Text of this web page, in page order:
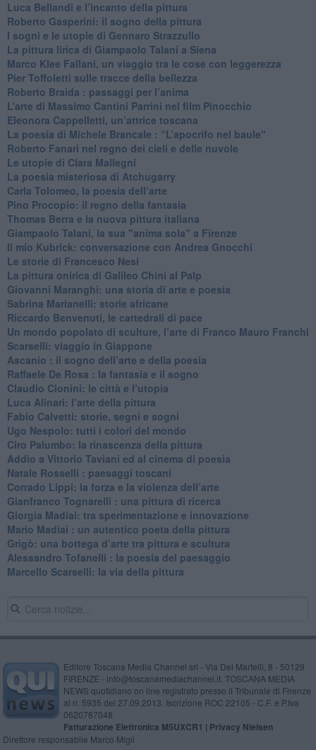
Luca Bellandi e l’incanto della pittura
​Roberto Gasperini: il sogno della pittura
I sogni e le utopie di Gennaro Strazzullo
La pittura lirica di Giampaolo Talani a Siena
​Marco Klee Fallani, un viaggio tra le cose con leggerezza
​Pier Toffoletti sulle tracce della bellezza
​Roberto Braida : passaggi per l’anima
​L’arte di Massimo Cantini Parrini nel film Pinocchio
Eleonora Cappelletti, un’attrice toscana
​La poesia di Michele Brancale : “L’apocrifo nel baule"
Roberto Fanari nel regno dei cieli e delle nuvole
Le utopie di Clara Mallegni
​La poesia misteriosa di Atchugarry
Carla Tolomeo, la poesia dell’arte
Pino Procopio: il regno della fantasia
Thomas Berra e la nuova pittura italiana
Giampaolo Talani, la sua "anima sola" a Firenze
Il mio Kubrick: conversazione con Andrea Gnocchi
Le storie di Francesco Nesi
​La pittura onirica di Galileo Chini al Palp
​Giovanni Maranghi: una storia di arte e poesia
Sabrina Marianelli: storie africane
​Riccardo Benvenuti, le cattedrali di pace
​Un mondo popolato di sculture, l’arte di Franco Mauro Franchi
​Scarselli: viaggio in Giappone
​Ascanio : il sogno dell’arte e della poesia
Raffaele De Rosa : la fantasia e il sogno
​Claudio Cionini: le città e l’utopia
Luca Alinari: l’arte della pittura
​Fabio Calvetti: storie, segni e sogni
Ugo Nespolo: tutti i colori del mondo
​Ciro Palumbo: la rinascenza della pittura
​Addio a Vittorio Taviani ed al cinema di poesia
​Natale Rosselli : paesaggi toscani
​Corrado Lippi: la forza e la violenza dell’arte
Gianfranco Tognarelli : una pittura di ricerca
Giorgia Madiai: tra sperimentazione e innovazione
Mario Madiai : un autentico poeta della pittura
Grigò: una bottega d’arte tra pittura e scultura
Alessandro Tofanelli : la poesia del paesaggio
​Marcello Scarselli: la via della pittura
Editore Toscana Media Channel srl - Via Dei Martelli, 8 - 50129
FIRENZE - info@toscanamediachannel.it. TOSCANA MEDIA
NEWS quotidiano on line registrato presso il Tribunale di Firenze
al n. 5935 del 27.09.2013. Iscrizione ROC 22105 - C.F. e P.Iva
0620787048
Fatturazione Elettronica M5UXCR1 | Privacy Nielsen
Direttore responsabile Marco Migli